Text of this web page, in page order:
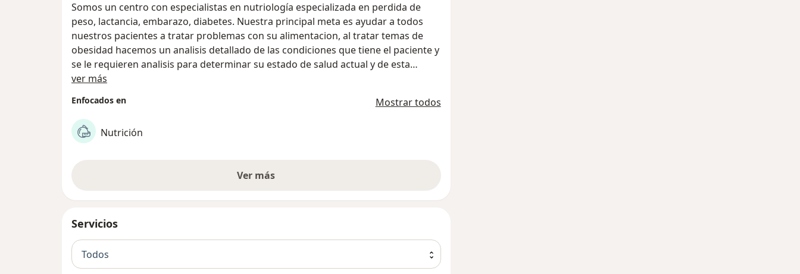
Somos un centro con especialistas en nutriología especializada en perdida de
peso, lactancia, embarazo, diabetes. Nuestra principal meta es ayudar a todos
nuestros pacientes a tratar problemas con su alimentacion, al tratar temas de
obesidad hacemos un analisis detallado de las condiciones que tiene el paciente y
se le requieren analisis para determinar su estado de salud actual y de esta
manera poder ayudarle con una dieta adecuada a su condicion y sus metas.
ver más
Enfocados en Mostrar todos
Nutrición
Ver más
Servicios
Todos